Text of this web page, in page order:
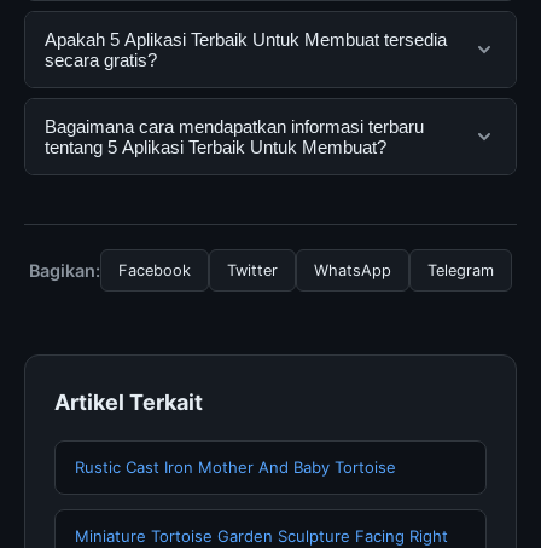
5 Aplikasi Terbaik Untuk Membuat adalah layanan
digital yang dirancang untuk membantu pengguna
mendapatkan informasi lengkap dan terpercaya. Anda
dapat menggunakannya dengan mengunjungi situs
resmi dan mengikuti panduan yang tersedia.
Apakah 5 Aplikasi Terbaik Untuk Membuat tersedia
secara gratis?
Ya, 5 Aplikasi Terbaik Untuk Membuat dapat diakses
secara gratis oleh semua pengguna. Tidak ada biaya
tersembunyi atau langganan yang diperlukan untuk
Bagaimana cara mendapatkan informasi terbaru
tentang 5 Aplikasi Terbaik Untuk Membuat?
mengunjungi halaman resmi kami secara berkala. Kami
selalu memperbarui konten dengan informasi terkini dan
Bagikan: Facebook Twitter WhatsApp Telegram
Artikel Terkait
Rustic Cast Iron Mother And Baby Tortoise
Miniature Tortoise Garden Sculpture Facing Right